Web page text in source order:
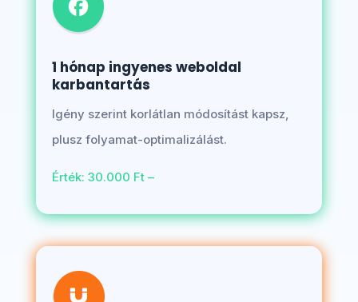
1 hónap ingyenes weboldal
karbantartás
Igény szerint korlátlan módosítást kapsz,
plusz folyamat-optimalizálást.
Érték: 30.000 Ft –